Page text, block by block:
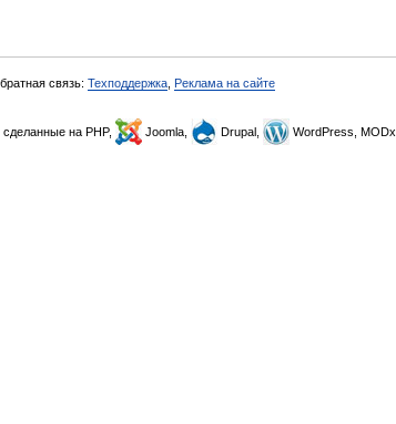
связь: Техподдержка Реклама на сайте
, сделанные на PHP, Joomla, Drupal, WordPress, MODx.